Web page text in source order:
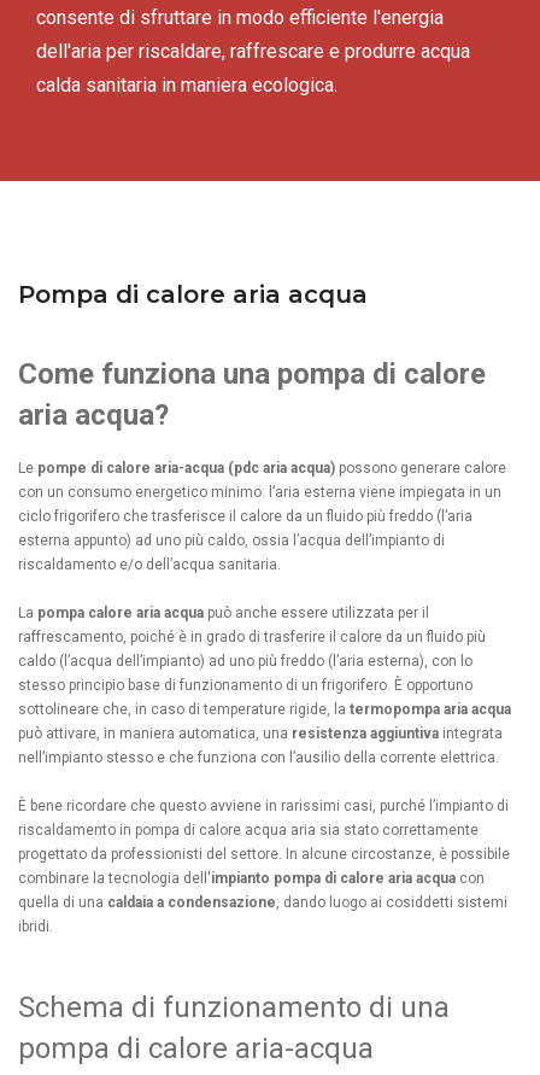
consente di sfruttare in modo efficiente l'energia
dell'aria per riscaldare, raffrescare e produrre acqua
calda sanitaria in maniera ecologica.
Pompa di calore aria acqua
Come funziona una pompa di calore
aria acqua?
Le pompe di calore aria-acqua (pdc aria acqua) possono generare calore
con un consumo energetico minimo: l’aria esterna viene impiegata in un
ciclo frigorifero che trasferisce il calore da un fluido più freddo (l’aria
esterna appunto) ad uno più caldo, ossia l’acqua dell’impianto di
riscaldamento e/o dell’acqua sanitaria.
La pompa calore aria acqua può anche essere utilizzata per il
raffrescamento, poiché è in grado di trasferire il calore da un fluido più
caldo (l’acqua dell’impianto) ad uno più freddo (l’aria esterna), con lo
stesso principio base di funzionamento di un frigorifero. È opportuno
sottolineare che, in caso di temperature rigide, la termopompa aria acqua
può attivare, in maniera automatica, una resistenza aggiuntiva integrata
nell’impianto stesso e che funziona con l’ausilio della corrente elettrica.
È bene ricordare che questo avviene in rarissimi casi, purché l’impianto di
riscaldamento in pompa di calore acqua aria sia stato correttamente
progettato da professionisti del settore. In alcune circostanze, è possibile
combinare la tecnologia dell'impianto pompa di calore aria acqua con
quella di una caldaia a condensazione, dando luogo ai cosiddetti sistemi
ibridi.
Schema di funzionamento di una
pompa di calore aria-acqua